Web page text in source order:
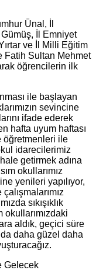
Ünal, İl
İl Emniyet
ve İl Milli Eğitim
Fatih Sultan Mehmet
öğrencilerin ilk
ile başlayan
sevincine
ifade ederek
hafta uyum haftası
öğretmenleri ile
idarecilerimiz
getirmek adına
okullarımız
yenileri yapılıyor,
sıkışıklık
aldık, geçici süre
daha güzel daha
Gelecek